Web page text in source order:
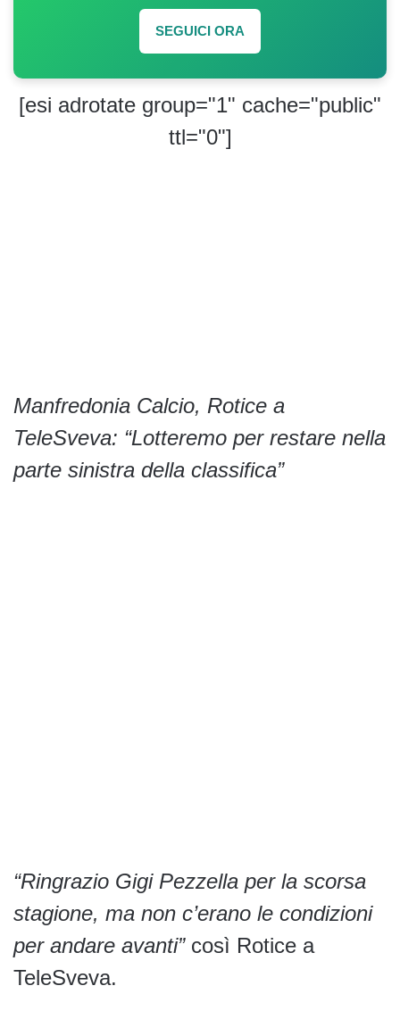
SEGUICI ORA
[esi adrotate group="1" cache="public"
ttl="0"]
Manfredonia Calcio, Rotice a
TeleSveva: “Lotteremo per restare nella
parte sinistra della classifica”
“Ringrazio Gigi Pezzella per la scorsa
stagione, ma non c’erano le condizioni
per andare avanti”così Rotice a
TeleSveva.